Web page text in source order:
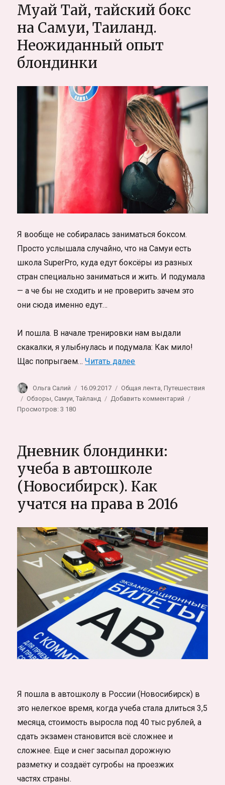
английский
Отзыв
о
8-
Москве
Муай Тай, тайский бокс
на Самуи, Таиланд.
Неожиданный опыт
блондинки
Я вообще не собиралась заниматься боксом.
Просто услышала случайно, что на Самуи есть
школа SuperPro, куда едут боксёры из разных
стран специально заниматься и жить. И подумала
— а че бы не сходить и не проверить зачем это
они сюда именно едут…
И пошла. В начале тренировки нам выдали
скакалки, я улыбнулась и подумала: Как мило!
Щас попрыгаем…Читать далее«Муай Тай, тайский
Автор
Ольга Салий Опубликовано
16.09.2017 Рубрики
Общая лента ,Путешествия
Метки
Обзоры ,Самуи ,Тайланд Добавить комментарий
Просмотров: 3 180
Дневник блондинки:
учеба в автошколе
(Новосибирск). Как
учатся на права в 2016
Я пошла в автошколу в России (Новосибирск) в
это нелегкое время, когда учеба стала длиться 3,5
месяца, стоимость выросла под 40 тыс рублей, а
сдать экзамен становится всё сложнее и
сложнее. Еще и снег засыпал дорожную
разметку и создаёт сугробы на проезжих
частях страны.